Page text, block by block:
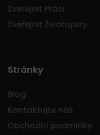
Zveřejnit Práci
Zveřejnit Životopisy
Stránky
Blog
Kontaktujte nás
Obchodní podmínky